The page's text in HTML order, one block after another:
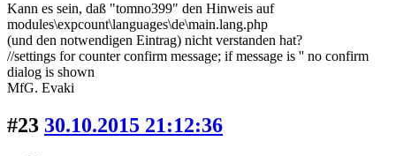
Kann es sein, daß "tomno399" den Hinweis auf
modules\expcount\languages\de\main.lang.php
(und den notwendigen Eintrag) nicht verstanden hat?
//settings for counter confirm message; if message is '' no confirm
dialog is shown
MfG. Evaki
#23 30.10.2015 21:12:36